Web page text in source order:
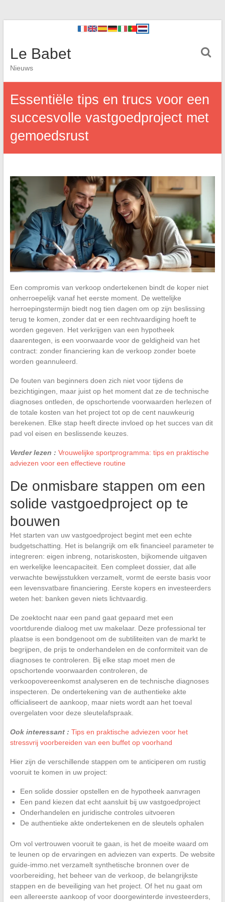
Le Babet
Nieuws
Essentiële tips en trucs voor een
succesvolle vastgoedproject met
gemoedsrust
Een compromis van verkoop ondertekenen bindt de koper niet
onherroepelijk vanaf het eerste moment. De wettelijke
herroepingstermijn biedt nog tien dagen om op zijn beslissing
terug te komen, zonder dat er een rechtvaardiging hoeft te
worden gegeven. Het verkrijgen van een hypotheek
daarentegen, is een voorwaarde voor de geldigheid van het
contract: zonder financiering kan de verkoop zonder boete
worden geannuleerd.
De fouten van beginners doen zich niet voor tijdens de
bezichtigingen, maar juist op het moment dat ze de technische
diagnoses ontleden, de opschortende voorwaarden herlezen of
de totale kosten van het project tot op de cent nauwkeurig
berekenen. Elke stap heeft directe invloed op het succes van dit
pad vol eisen en beslissende keuzes.
Verder lezen : Vrouwelijke sportprogramma: tips en praktische
adviezen voor een effectieve routine
De onmisbare stappen om een
solide vastgoedproject op te
bouwen
Het starten van uw vastgoedproject begint met een echte
budgetschatting. Het is belangrijk om elk financieel parameter te
integreren: eigen inbreng, notariskosten, bijkomende uitgaven
en werkelijke leencapaciteit. Een compleet dossier, dat alle
verwachte bewijsstukken verzamelt, vormt de eerste basis voor
een levensvatbare financiering. Eerste kopers en investeerders
weten het: banken geven niets lichtvaardig.
De zoektocht naar een pand gaat gepaard met een
voortdurende dialoog met uw makelaar. Deze professional ter
plaatse is een bondgenoot om de subtiliteiten van de markt te
begrijpen, de prijs te onderhandelen en de conformiteit van de
diagnoses te controleren. Bij elke stap moet men de
opschortende voorwaarden controleren, de
verkoopovereenkomst analyseren en de technische diagnoses
inspecteren. De ondertekening van de authentieke akte
officialiseert de aankoop, maar niets wordt aan het toeval
overgelaten voor deze sleutelafspraak.
Ook interessant : Tips en praktische adviezen voor het
stressvrij voorbereiden van een buffet op voorhand
Hier zijn de verschillende stappen om te anticiperen om rustig
vooruit te komen in uw project:
Een solide dossier opstellen en de hypotheek aanvragen
Een pand kiezen dat echt aansluit bij uw vastgoedproject
Onderhandelen en juridische controles uitvoeren
De authentieke akte ondertekenen en de sleutels ophalen
Om vol vertrouwen vooruit te gaan, is het de moeite waard om
te leunen op de ervaringen en adviezen van experts. De website
guide-immo.net verzamelt synthetische bronnen over de
voorbereiding, het beheer van de verkoop, de belangrijkste
stappen en de beveiliging van het project. Of het nu gaat om
een allereerste aankoop of voor doorgewinterde investeerders,